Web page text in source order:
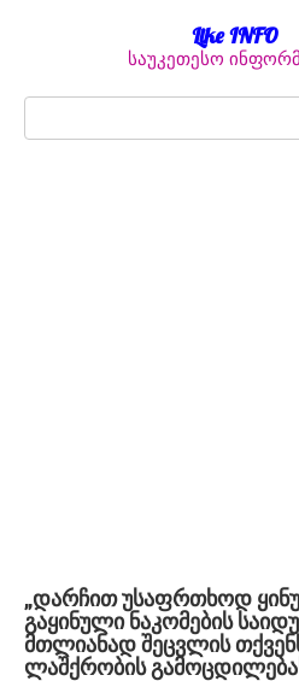
Like INFO
საუკეთესო
„დარჩით უსაფრთხოდ
გაყინული ნაკომების
მთლიანად შეცვლის
ლაშქრობის